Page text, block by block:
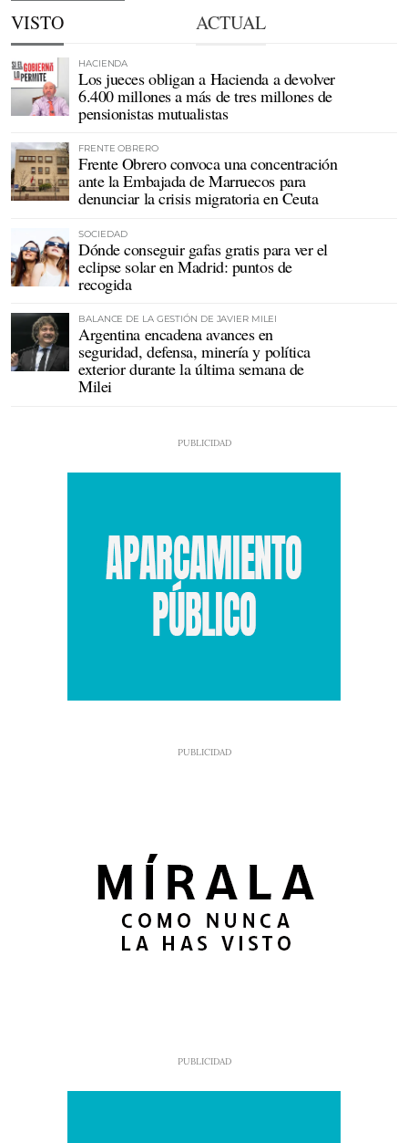
VISTO ACTUAL
HACIENDA
Los jueces obligan a Hacienda a devolver
6.400 millones a más de tres millones de
pensionistas mutualistas
FRENTE OBRERO
Frente Obrero convoca una concentración
ante la Embajada de Marruecos para
denunciar la crisis migratoria en Ceuta
SOCIEDAD
Dónde conseguir gafas gratis para ver el
eclipse solar en Madrid: puntos de
recogida
BALANCE DE LA GESTIÓN DE JAVIER MILEI
Argentina encadena avances en
seguridad, defensa, minería y política
exterior durante la última semana de
Milei